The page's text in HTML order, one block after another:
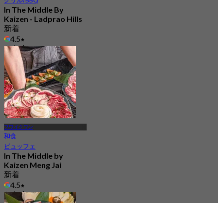
In The Middle By
Kaizen - Ladprao Hills
新着
4.5
から฿ 994
フワイクワン
和食
ビュッフェ
In The Middle by
Kaizen Meng Jai
新着
4.5
から฿ 959